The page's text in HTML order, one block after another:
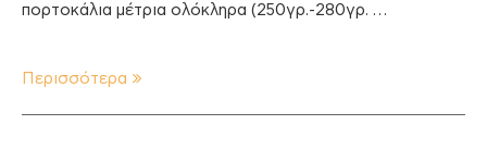
πορτοκάλια μέτρια ολόκληρα (250γρ.-280γρ. …
Περισσότερα